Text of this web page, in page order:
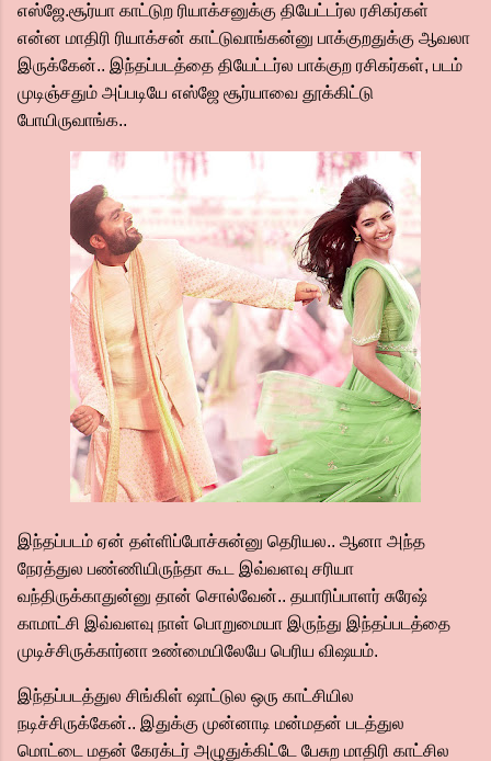
எஸ்ஜே.சூர்யா காட்டுற ரியாக்சனுக்கு தியேட்டர்ல ரசிகர்கள்
என்ன மாதிரி ரியாக்சன் காட்டுவாங்கன்னு பாக்குறதுக்கு ஆவலா
இருக்கேன்.. இந்தப்படத்தை தியேட்டர்ல பாக்குற ரசிகர்கள், படம்
முடிஞ்சதும் அப்படியே எஸ்ஜே சூர்யாவை தூக்கிட்டு
போயிருவாங்க..
இந்தப்படம் ஏன் தள்ளிப்போச்சுன்னு தெரியல.. ஆனா அந்த
நேரத்துல பண்ணியிருந்தா கூட இவ்வளவு சரியா
வந்திருக்காதுன்னு தான் சொல்வேன்.. தயாரிப்பாளர் சுரேஷ்
காமாட்சி இவ்வளவு நாள் பொறுமையா இருந்து இந்தப்படத்தை
முடிச்சிருக்கார்னா உண்மையிலேயே பெரிய விஷயம்.
இந்தப்படத்துல சிங்கிள் ஷாட்டுல ஒரு காட்சியில
நடிச்சிருக்கேன்.. இதுக்கு முன்னாடி மன்மதன் படத்துல
மொட்டை மதன் கேரக்டர் அழுதுக்கிட்டே பேசுற மாதிரி காட்சில